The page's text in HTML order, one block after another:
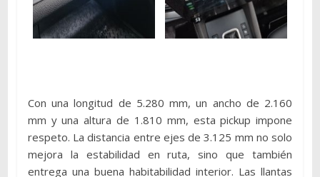
Con una longitud de 5.280 mm, un ancho de 2.160
mm y una altura de 1.810 mm, esta pickup impone
respeto. La distancia entre ejes de 3.125 mm no solo
mejora la estabilidad en ruta, sino que también
entrega una buena habitabilidad interior. Las llantas